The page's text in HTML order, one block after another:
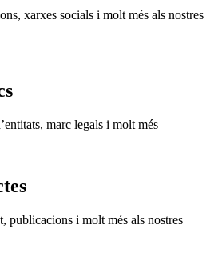
xarxes socials i molt més als nostres
marc legals i molt més
publicacions i molt més als nostres